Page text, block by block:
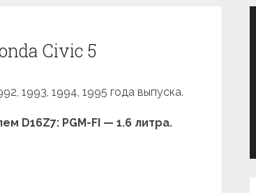
Civic 5
1993, 1994, 1995 года выпуска.
D16Z7: PGM-FI — 1.6 литра.